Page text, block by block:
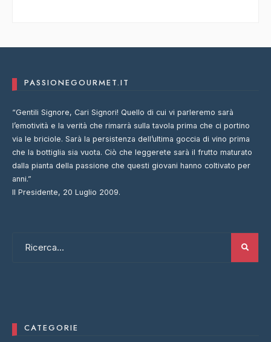
PASSIONEGOURMET.IT
“Gentili Signore, Cari Signori! Quello di cui vi parleremo sarà
l’emotività e la verità che rimarrà sulla tavola prima che ci portino
via le briciole. Sarà la persistenza dell’ultima goccia di vino prima
che la bottiglia sia vuota. Ciò che leggerete sarà il frutto maturato
dalla pianta della passione che questi giovani hanno coltivato per
anni.”
Il Presidente, 20 Luglio 2009.
CATEGORIE